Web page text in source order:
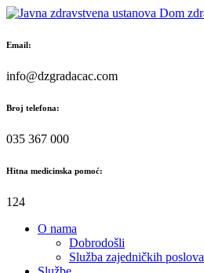
Skip
content
Email:
info@dzgradacac.com
Broj telefona:
035 367 000
Hitna medicinska pomoć:
124
O nama
Dobrodošli
Služba zajedničkih poslova